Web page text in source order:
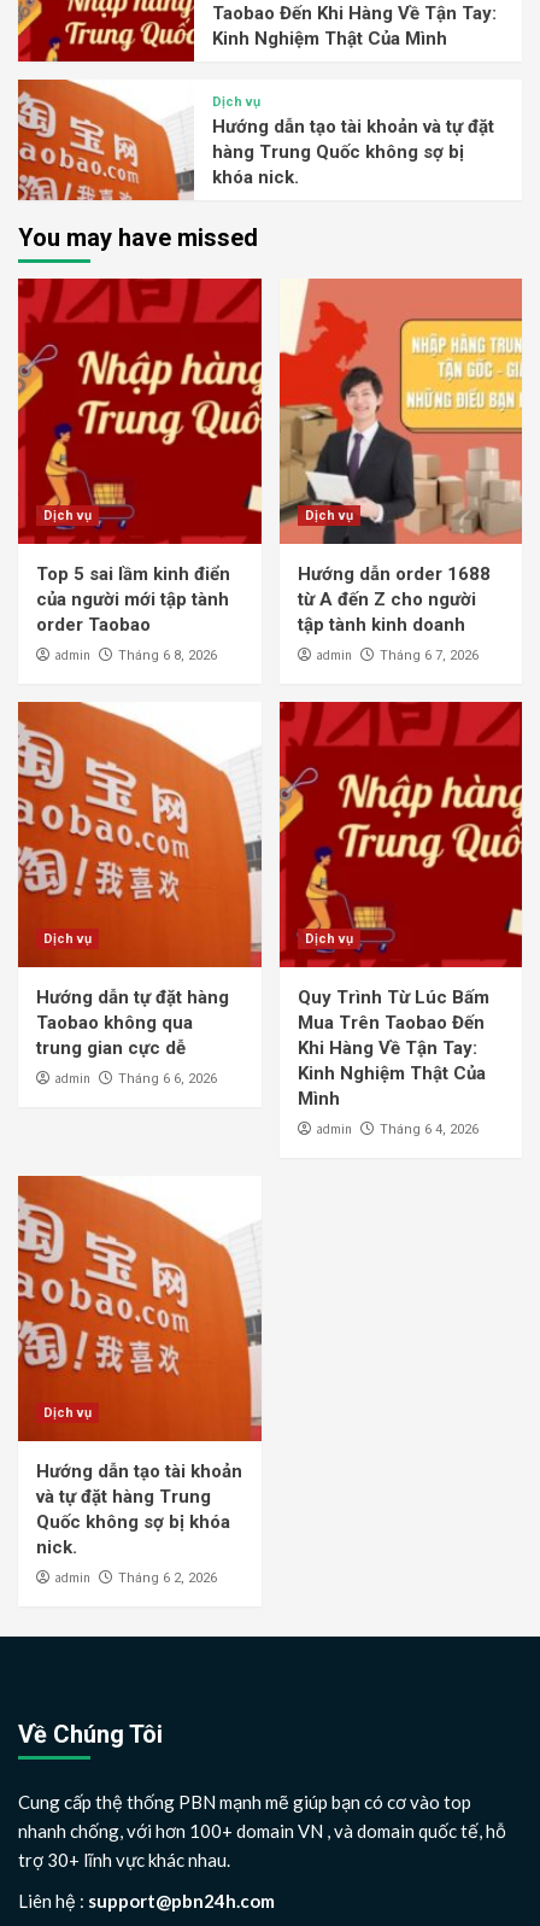
Taobao Đến Khi Hàng Về Tận Tay:
Kinh Nghiệm Thật Của Mình
Dịch vụ
Hướng dẫn tạo tài khoản và tự đặt
hàng Trung Quốc không sợ bị
khóa nick.
You may have missed
Dịch vụ
Top 5 sai lầm kinh điển
của người mới tập tành
order Taobao
admin Tháng 6 8, 2026
Dịch vụ
Hướng dẫn order 1688
từ A đến Z cho người
tập tành kinh doanh
admin Tháng 6 7, 2026
Dịch vụ
Hướng dẫn tự đặt hàng
Taobao không qua
trung gian cực dễ
admin Tháng 6 6, 2026
Dịch vụ
Quy Trình Từ Lúc Bấm
Mua Trên Taobao Đến
Khi Hàng Về Tận Tay:
Kinh Nghiệm Thật Của
Mình
admin Tháng 6 4, 2026
Dịch vụ
Hướng dẫn tạo tài khoản
và tự đặt hàng Trung
Quốc không sợ bị khóa
nick.
admin Tháng 6 2, 2026
Về Chúng Tôi
Cung cấp thệ thống PBN mạnh mẽ giúp bạn có cơ vào top
nhanh chống, với hơn 100+ domain VN , và domain quốc tế, hỗ
trợ 30+ lĩnh vực khác nhau.
Liên hệ : support@pbn24h.com